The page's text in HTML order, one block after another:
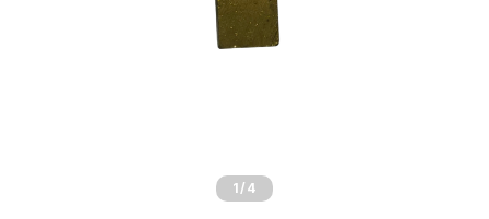
1 /4